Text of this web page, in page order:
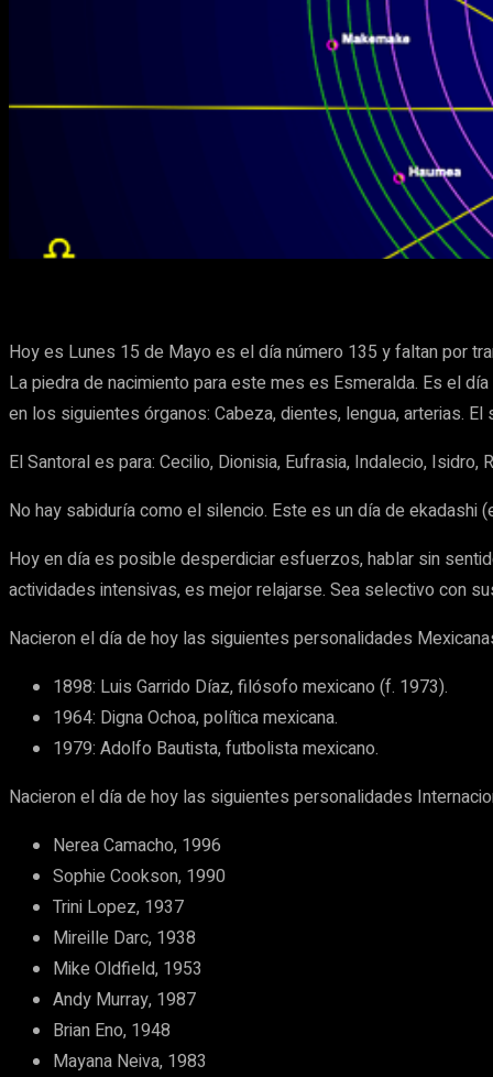
Pinterest
Hoy es Lunes 15 de Mayo es el día número 135 y faltan por
La piedra de nacimiento para este mes es Esmeralda. Es el
en los siguientes órganos: Cabeza, dientes, lengua, arterias.
El Santoral es para: Cecilio, Dionisia, Eufrasia, Indalecio, Isidro,
No hay sabiduría como el silencio. Este es un día de ekadashi
Hoy en día es posible desperdiciar esfuerzos, hablar sin
actividades intensivas, es mejor relajarse. Sea selectivo con
Nacieron el día de hoy las siguientes personalidades
1898: Luis Garrido Díaz, filósofo mexicano (f. 1973).
1964: Digna Ochoa, política mexicana.
1979: Adolfo Bautista, futbolista mexicano.
Nacieron el día de hoy las siguientes personalidades
Nerea Camacho, 1996
Sophie Cookson, 1990
Trini Lopez, 1937
Mireille Darc, 1938
Mike Oldfield, 1953
Andy Murray, 1987
Brian Eno, 1948
Mayana Neiva, 1983